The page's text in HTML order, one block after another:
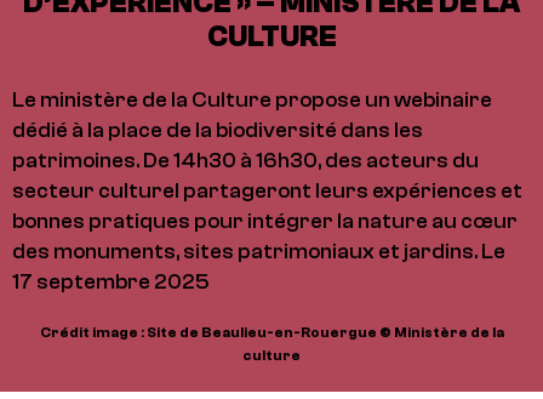
CULTURE
Le ministère de la Culture propose un webinaire
dédié à la place de la biodiversité dans les
patrimoines. De 14h30 à 16h30, des acteurs du
secteur culturel partageront leurs expériences et
bonnes pratiques pour intégrer la nature au cœur
des monuments, sites patrimoniaux et jardins. Le
17 septembre 2025
Crédit image : Site de Beaulieu-en-Rouergue © Ministère de la
culture